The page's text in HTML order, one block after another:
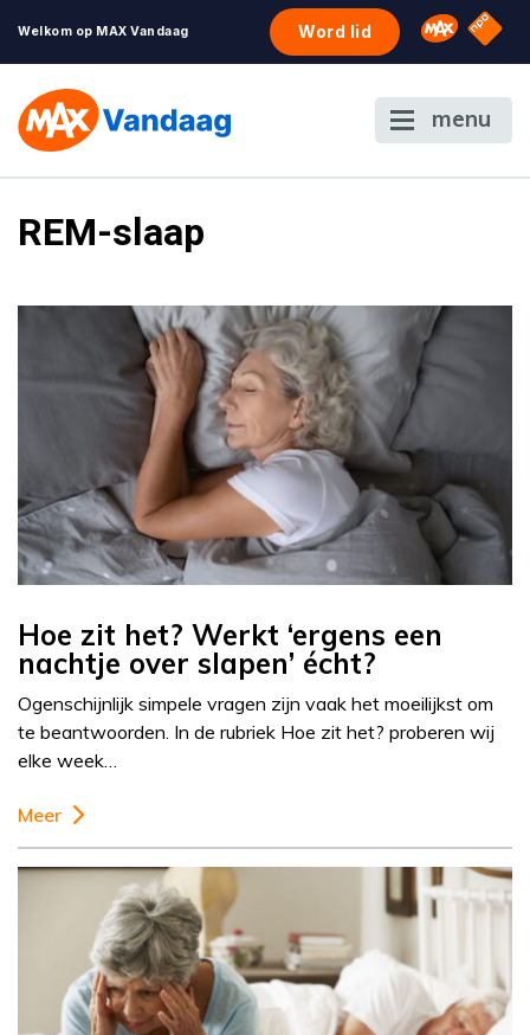
Welkom op MAX Vandaag Word lid Omroep
NPO
menu
REM-slaap
Hoe zit het? Werkt ‘ergens een
nachtje over slapen’ écht?
Ogenschijnlijk simpele vragen zijn vaak het moeilijkst om
te beantwoorden. In de rubriek Hoe zit het? proberen wij
elke week…
Meer